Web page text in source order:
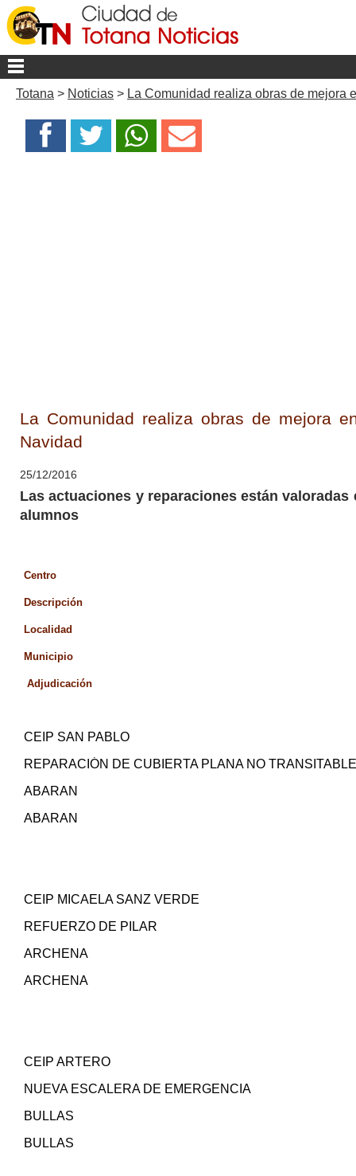
Totana > Noticias > La Comunidad realiza obras de mejora
La Comunidad realiza obras de mejora
Navidad
25/12/2016
Las actuaciones y reparaciones están
alumnos
Centro
Descripción
Localidad
Municipio
Adjudicación
CEIP SAN PABLO
REPARACIÓN DE CUBIERTA PLANA NO TRANSITABLE
ABARAN
ABARAN
CEIP MICAELA SANZ VERDE
REFUERZO DE PILAR
ARCHENA
ARCHENA
CEIP ARTERO
NUEVA ESCALERA DE EMERGENCIA
BULLAS
BULLAS